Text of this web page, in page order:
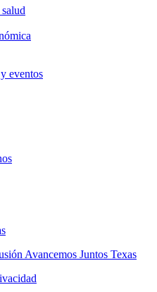
eventos
Avancemos Juntos Texas